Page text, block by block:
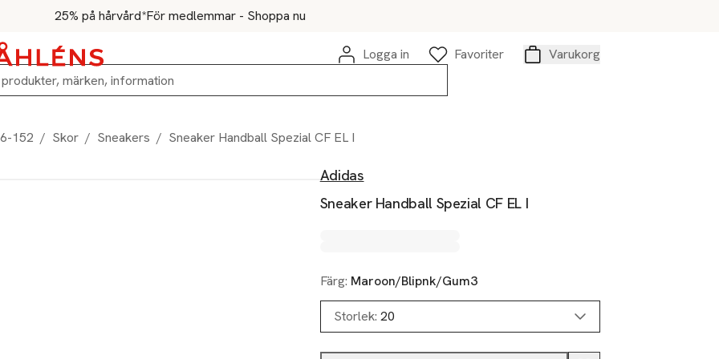
25% på hårvård*För medlemmar - Shoppa nu
Logga in
Favoriter
Varukorg
152 / Skor / Sneakers / Sneaker Handball Spezial CF EL I
Adidas
Sneaker Handball Spezial CF EL I
Färg: Maroon/Blipnk/Gum3
Storlek: 20